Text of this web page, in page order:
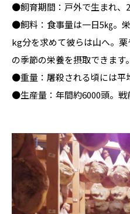
●飼育期間：戸外で生まれ、
●飼料：食事量は一日5㎏。
kg分を求めて彼らは山へ。
の季節の栄養を摂取できます。
●重量：屠殺される頃には平
●生産量：年間約6000頭。戦